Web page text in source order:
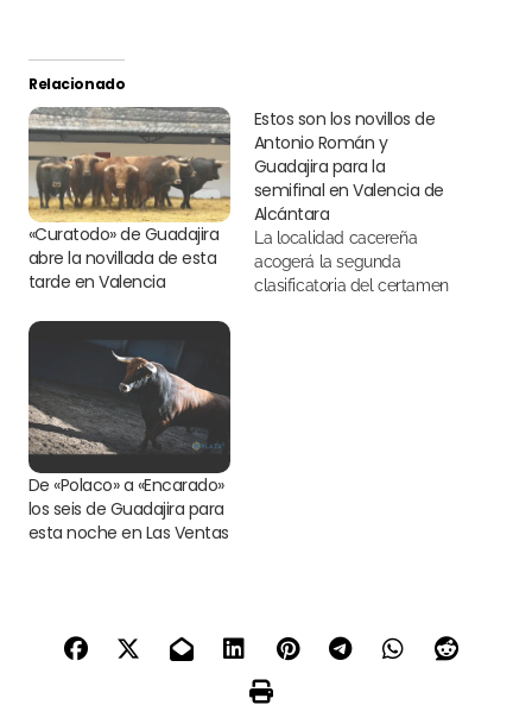
Relacionado
«Curatodo» de Guadajira
abre la novillada de esta
tarde en Valencia
Estos son los novillos de
Antonio Román y
Guadajira para la
semifinal en Valencia de
Alcántara
acogerá la segunda
clasificatoria del certamen
De «Polaco» a «Encarado»
los seis de Guadajira para
esta noche en Las Ventas